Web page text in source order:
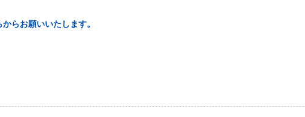
らお願いいたします。